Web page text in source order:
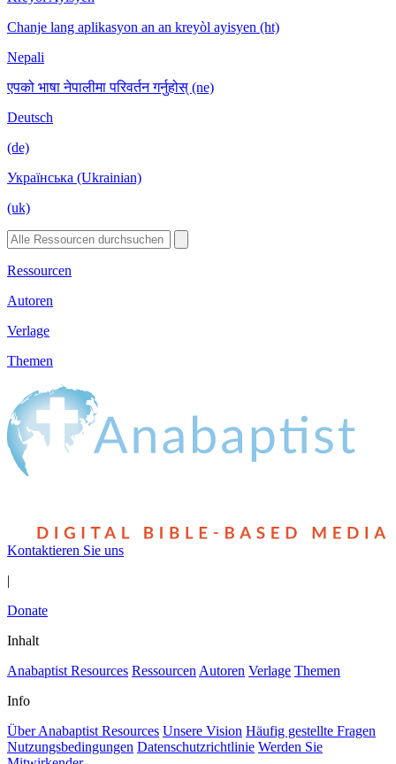
Chanje lang aplikasyon an an kreyòl ayisyen (ht)
Nepali
एपको भाषा नेपालीमा परिवर्तन गर्नुहोस् (ne)
Deutsch
(de)
Українська (Ukrainian)
(uk)
Ressourcen
Autoren
Verlage
Themen
Kontaktieren Sie uns
|
Donate
Inhalt
Anabaptist Resources Ressourcen Autoren Verlage Themen
Info
Über Anabaptist Resources Unsere Vision Häufig gestellte Fragen
Nutzungsbedingungen Datenschutzrichtlinie Werden Sie